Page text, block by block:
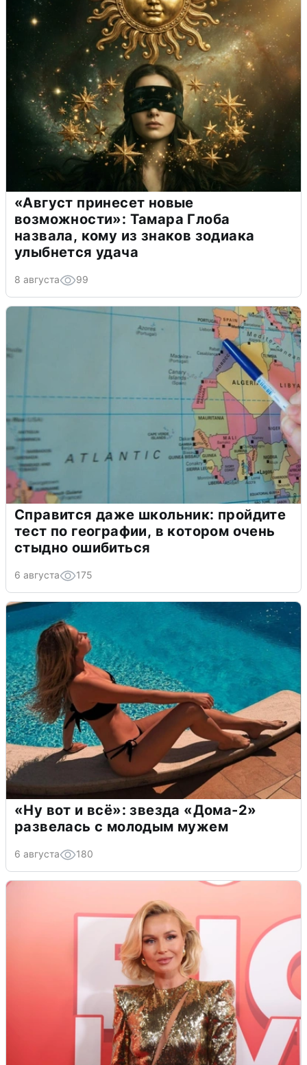
«Август принесет новые
возможности»: Тамара Глоба
назвала, кому из знаков зодиака
улыбнется удача
8 августа 99
Справится даже школьник: пройдите
тест по географии, в котором очень
стыдно ошибиться
6 августа 175
«Ну вот и всё»: звезда «Дома-2»
развелась с молодым мужем
6 августа 180